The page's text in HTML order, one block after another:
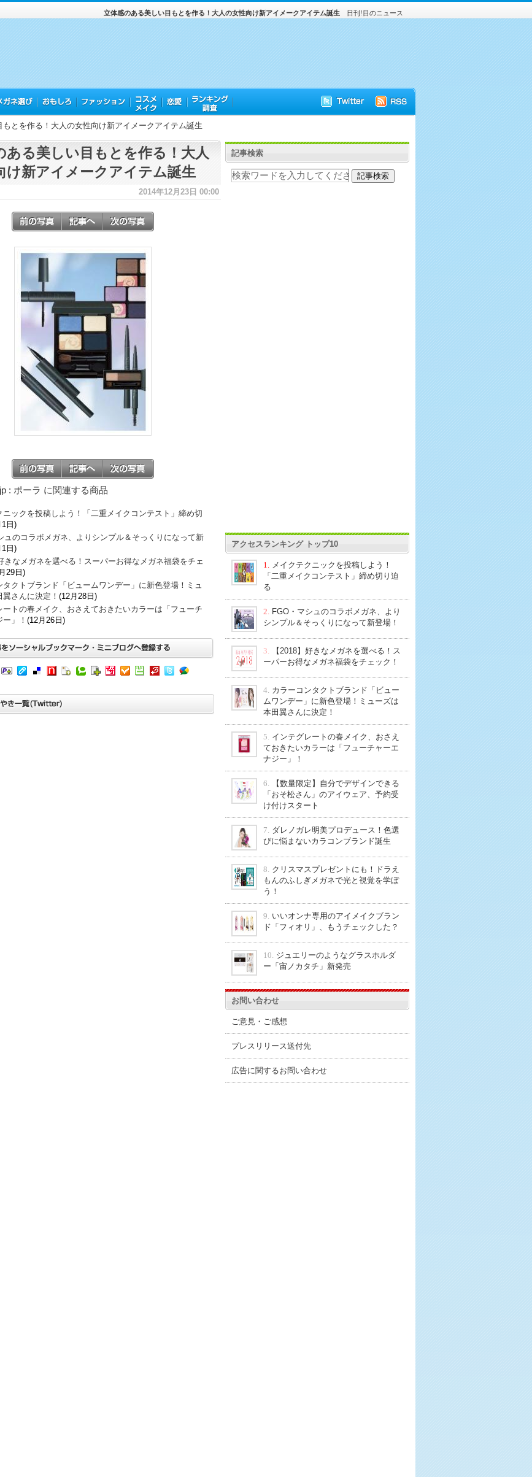
日刊!目のニュース
立体感のある美しい目もとを作る！大人の女性向け新アイメークアイテム誕生
もとを作る！大人の女性向け新アイメークアイテム誕生
ある美しい目もとを作る！大人
け新アイメークアイテム誕生
2014年12月23日 00:00
: ポーラ に関連する商品
ニックを投稿しよう！「二重メイクコンテスト」締め切
1日)
ュのコラボメガネ、よりシンプル＆そっくりになって新
1日)
きなメガネを選べる！スーパーお得なメガネ福袋をチェ
29日)
タクトブランド「ビュームワンデー」に新色登場！ミュ
さんに決定！ (12月28日)
ートの春メイク、おさえておきたいカラーは「フューチ
」！ (12月26日)
記事検索
アクセスランキング トップ10
1.
メイクテクニックを投稿しよう！
「二重メイクコンテスト」締め切り迫
る
2. FGO・マシュのコラボメガネ、より
シンプル＆そっくりになって新登場！
3.
【2018】好きなメガネを選べる！ス
ーパーお得なメガネ福袋をチェック！
4. カラーコンタクトブランド「ビュー
ムワンデー」に新色登場！ミューズは
本田翼さんに決定！
5. インテグレートの春メイク、おさえ
ておきたいカラーは「フューチャーエ
ナジー」！
6.
【数量限定】自分でデザインできる
「おそ松さん」のアイウェア、予約受
け付けスタート
7. ダレノガレ明美プロデュース！色選
びに悩まないカラコンブランド誕生
8. クリスマスプレゼントにも！ドラえ
もんのふしぎメガネで光と視覚を学ぼ
う！
9. いいオンナ専用のアイメイクブラン
ド「フィオリ」、もうチェックした？
10. ジュエリーのようなグラスホルダ
ー「宙ノカタチ」新発売
お問い合わせ
ご意見・ご感想
プレスリリース送付先
広告に関するお問い合わせ